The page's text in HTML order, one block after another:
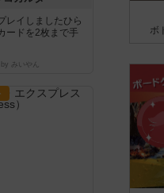
レイしましたひら
ードを2枚まで手
by みいやん
ボ